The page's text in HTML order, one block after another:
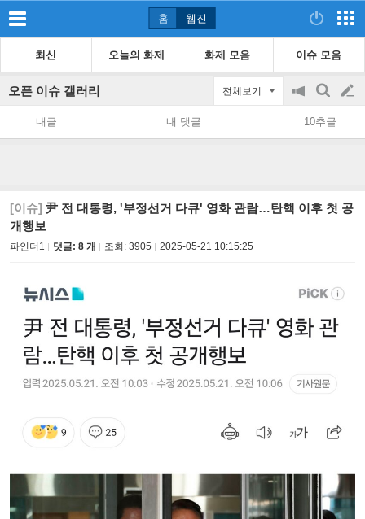
홈 웹진
최신 오늘의 화제 화제 모음 이슈 모음
오픈 이슈 갤러리 전체보기
공
지
on/off
검
색
글
쓰
내글 내 댓글 10추글
[이슈] 尹 전 대통령, '부정선거 다큐' 영화 관람…탄핵 이후 첫 공
개행보
파인더1 댓글: 8 개 조회: 3905 2025-05-21 10:15:25